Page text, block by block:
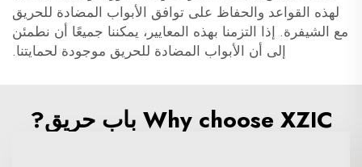
لهذه القواعد والحفاظ على توافق الأبواب المضادة للحريق
مع الشيفرة. إذا التزمنا بهذه المعايير، يمكننا جميعًا أن نطمئن
إلى أن الأبواب المضادة للحريق موجودة لحمايتنا.
Why choose XZIC باب حريق?